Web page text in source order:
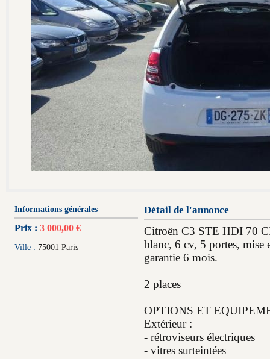
Informations générales
Prix : 3 000,00 €
Ville : 75001 Paris
Détail de l'annonce
Citroën C3 STE HDI 70
blanc, 6 cv, 5 portes,
garantie 6 mois.
2 places
OPTIONS ET
Extérieur :
- rétroviseurs électriques
- vitres surteintées